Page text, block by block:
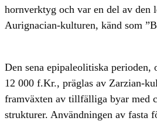
hornverktyg och var en del av den
Aurignacian-kulturen, känd som
Den sena epipaleolitiska perioden,
12 000 f.Kr., präglas av Zarzian-
framväxten av tillfälliga byar med
strukturer. Användningen av fasta